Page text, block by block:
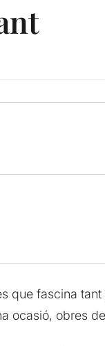
que fascina
ocasió, obres